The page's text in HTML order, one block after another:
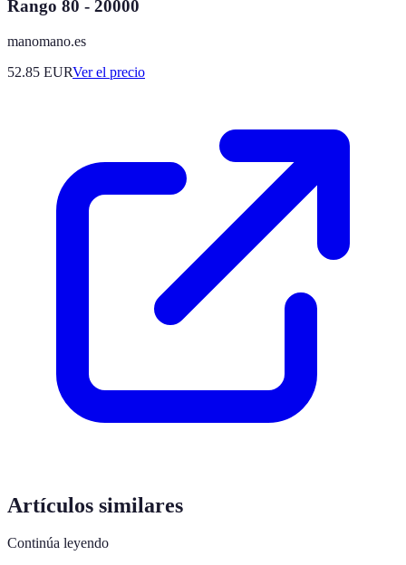
Rango 80 - 20000
manomano.es
52.85 EURVer el precio
Artículos similares
Continúa leyendo